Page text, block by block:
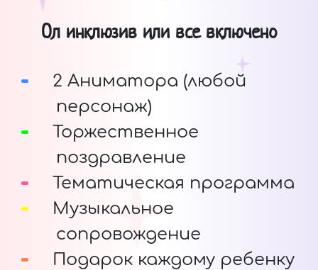
Ол инклюзив или все включено
2 Аниматора (любой
персонаж)
Торжественное
поздравление
Тематическая программа
Музыкальное
сопровождение
Подарок каждому ребенку